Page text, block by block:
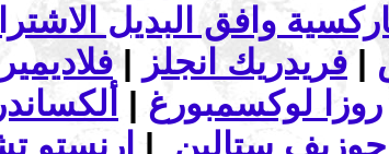
| فريدريك انجلز |
روزا لوكسمبورغ |
جوزيف ستالين | ارنستو